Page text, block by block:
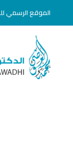
إلى
الموقع الرسمي